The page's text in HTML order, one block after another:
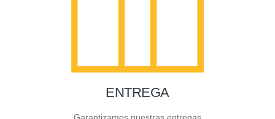
ENTREGA
Garantizamos nuestras entregas